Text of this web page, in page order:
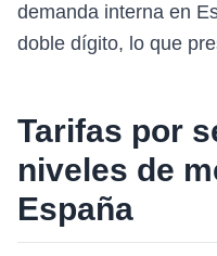
demanda interna en
doble dígito, lo que
Tarifas por
niveles de
España